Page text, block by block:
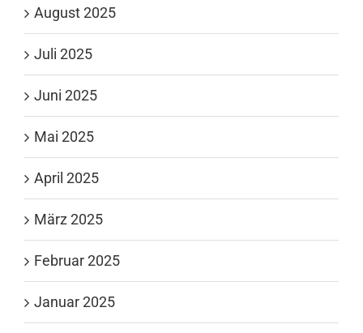
August 2025
Juli 2025
Juni 2025
Mai 2025
April 2025
März 2025
Februar 2025
Januar 2025